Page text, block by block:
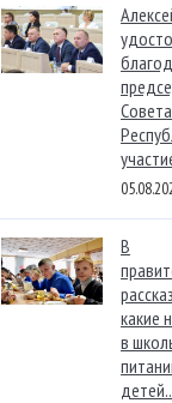
Совета
В
какие
в